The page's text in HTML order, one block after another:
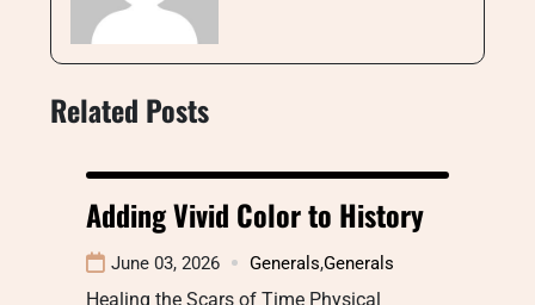
Related Posts
Adding Vivid Color to History
June 03, 2026 Generals,Generals
Healing the Scars of Time Physical